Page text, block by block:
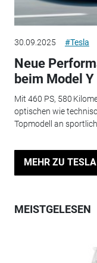
30.09.2025 #Tesla
Neue
beim Model
Mit 460 PS, 580
optischen wie
Topmodell an
MEHR ZU TESLA
MEISTGELESEN